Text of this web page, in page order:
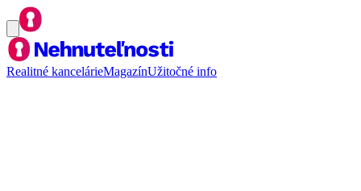
Realitné kancelárieMagazínUžitočné info